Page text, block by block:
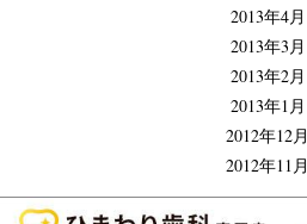
2013年4月
2013年3月
2013年2月
2013年1月
2012年12月
2012年11月